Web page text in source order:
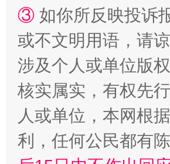
“蜀中异人”王建安的艺术幻境
③ 如你所反映投诉
或不文明用语，请
涉及个人或单位版
核实属实，有权先
人或单位，本网根
利，任何公民都有